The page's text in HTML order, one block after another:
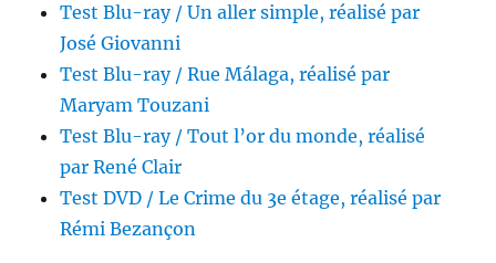
Hathaway
Test Blu-ray / Un aller simple, réalisé par
José Giovanni
Test Blu-ray / Rue Málaga, réalisé par
Maryam Touzani
Test Blu-ray / Tout l’or du monde, réalisé
par René Clair
Test DVD / Le Crime du 3e étage, réalisé par
Rémi Bezançon